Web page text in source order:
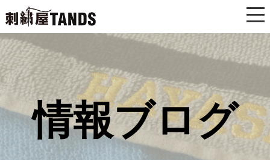
情報ブログ